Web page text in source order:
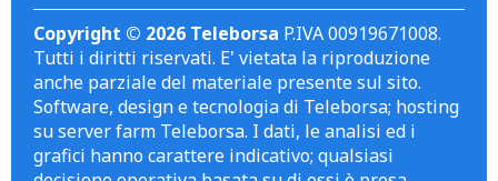
Copyright © 2026 Teleborsa P.IVA 00919671008.
Tutti i diritti riservati. E' vietata la riproduzione
anche parziale del materiale presente sul sito.
Software, design e tecnologia di Teleborsa; hosting
su server farm Teleborsa. I dati, le analisi ed i
grafici hanno carattere indicativo; qualsiasi